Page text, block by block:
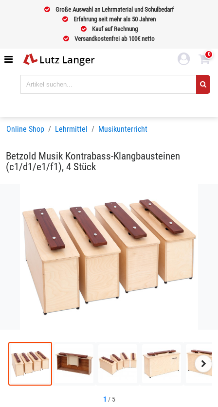
Große Auswahl an Lehrmaterial und Schulbedarf
Erfahrung seit mehr als 50 Jahren
Kauf auf Rechnung
Versandkostenfrei ab 100€ netto
0
Online Shop Lehrmittel Musikunterricht
Betzold Musik Kontrabass-Klangbausteinen
(c1/d1/e1/f1), 4 Stück
1 / 5